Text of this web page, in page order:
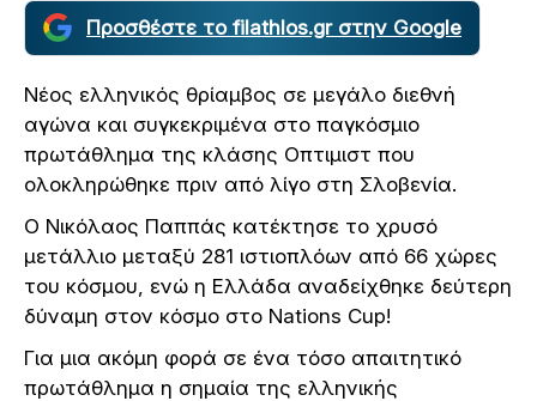
Προσθέστε το filathlos.gr στην Google
Νέος ελληνικός θρίαμβος σε μεγάλο διεθνή
αγώνα και συγκεκριμένα στο παγκόσμιο
πρωτάθλημα της κλάσης Οπτιμιστ που
ολοκληρώθηκε πριν από λίγο στη Σλοβενία.
Ο Νικόλαος Παππάς κατέκτησε το χρυσό
μετάλλιο μεταξύ 281 ιστιοπλόων από 66 χώρες
του κόσμου, ενώ η Ελλάδα αναδείχθηκε δεύτερη
δύναμη στον κόσμο στο Nations Cup!
Για μια ακόμη φορά σε ένα τόσο απαιτητικό
πρωτάθλημα η σημαία της ελληνικής